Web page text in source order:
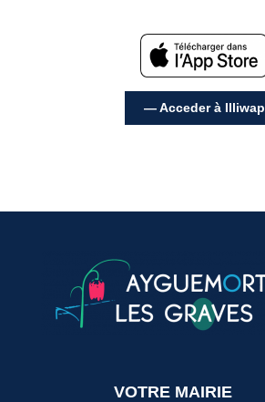
— Acceder à Illiwap
VOTRE MAIRIE